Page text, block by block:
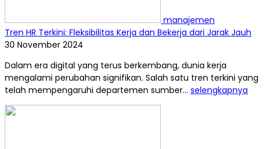
manajemen
Tren HR Terkini: Fleksibilitas Kerja dan Bekerja dari Jarak Jauh
30 November 2024
Dalam era digital yang terus berkembang, dunia kerja
mengalami perubahan signifikan. Salah satu tren terkini yang
telah mempengaruhi departemen sumber... selengkapnya